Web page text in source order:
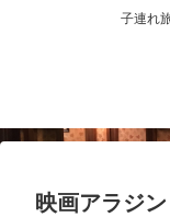
子連れ
映画アラジン